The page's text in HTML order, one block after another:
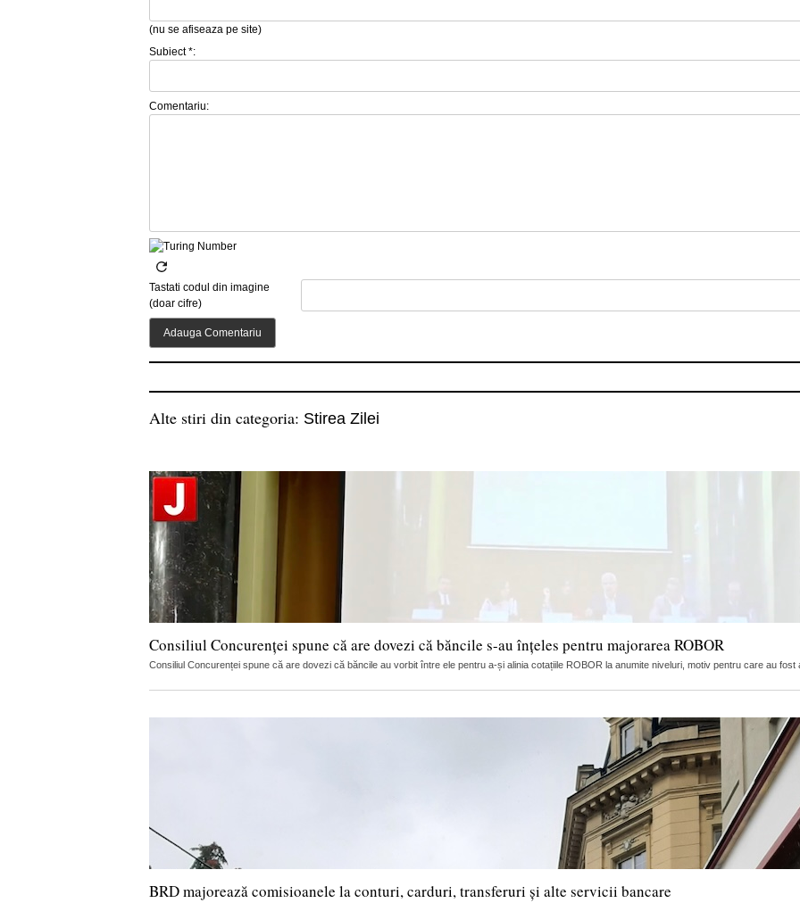
(nu se afiseaza pe site)
Subiect *:
Comentariu:
Tastati codul din imagine
(doar cifre)
Alte stiri din categoria: Stirea Zilei
Consiliul Concurenței spune că are dovezi că băncile s-au înțeles pentru majorarea ROBOR
Consiliul Concurenței spune că are dovezi că băncile au vorbit între ele pentru a-și alinia cotațiile ROBOR la anumite niveluri, motiv pentru care au fost
BRD majorează comisioanele la conturi, carduri, transferuri și alte servicii bancare